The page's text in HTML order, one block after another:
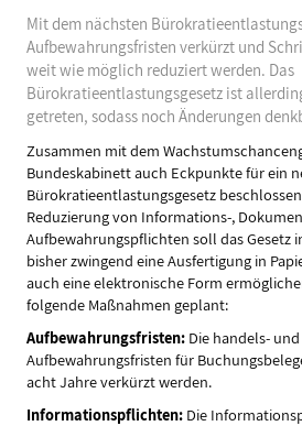
Mit dem nächsten
Aufbewahrungsfristen verkürzt und
weit wie möglich reduziert werden. Das
Bürokratieentlastungsgesetz ist
getreten, sodass noch Änderungen
Zusammen mit dem
Bundeskabinett auch Eckpunkte für ein
Bürokratieentlastungsgesetz
Reduzierung von Informations-,
Aufbewahrungspflichten soll das Gesetz
bisher zwingend eine Ausfertigung in
auch eine elektronische Form
folgende Maßnahmen geplant:
Aufbewahrungsfristen: Die handels-
Aufbewahrungsfristen für
acht Jahre verkürzt werden.
Informationspflichten: Die